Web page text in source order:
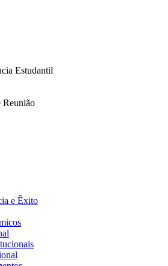
Estudantil
Reunião
e Êxito